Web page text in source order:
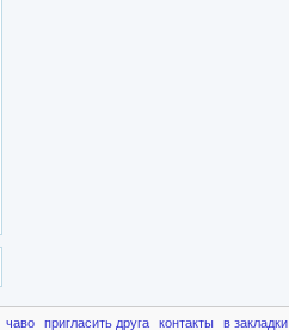
чаво пригласить друга контакты в закладки